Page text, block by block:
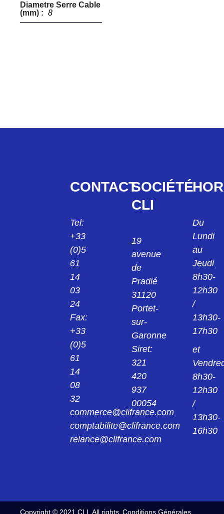
Diametre Serre Cable
(mm) : 8
CONTACT
Tel:
+33
(0)5
61
14
03
24
Fax:
+33
(0)5
61
14
08
32
commerce@clifrance.com
comptabilite@clifrance.com
relance@clifrance.com
SOCIÉTÉ
CLI
19
avenue
de
Pradié
31120
Portet-
sur-
Garonne
Siret:
321
420
937
00054
Du
Lundi
au
Jeudi
8h30-
12h30
/
13h30-
17h30
et
8h30-
12h30
/
13h30-
16h30
Copyright © 2021 CLI. All rights Conditions Générales